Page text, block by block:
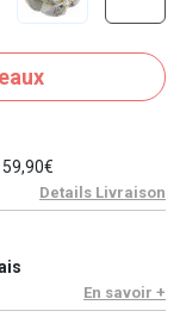
Details Livraison
En savoir +